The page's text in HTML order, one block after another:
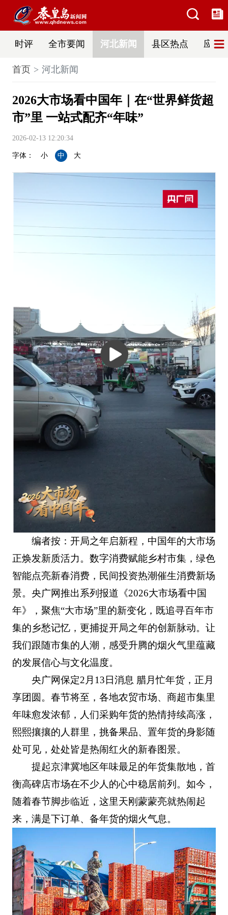
时评 全市要闻 河北新闻 县区热点 应急
首页 河北新闻
2026大市场看中国年｜在“世界鲜货超
市”里 一站式配齐“年味”
2026-02-13 12:20:34
字体： 小 中 大
编者按：开局之年启新程，中国年的大市场
正焕发新质活力。数字消费赋能乡村市集，绿色
智能点亮新春消费，民间投资热潮催生消费新场
景。央广网推出系列报道《2026大市场看中国
年》，聚焦“大市场”里的新变化，既追寻百年市
集的乡愁记忆，更捕捉开局之年的创新脉动。让
我们跟随市集的人潮，感受升腾的烟火气里蕴藏
的发展信心与文化温度。
央广网保定2月13日消息 腊月忙年货，正月
享团圆。春节将至，各地农贸市场、商超市集里
年味愈发浓郁，人们采购年货的热情持续高涨，
熙熙攘攘的人群里，挑备果品、置年货的身影随
处可见，处处皆是热闹红火的新春图景。
提起京津冀地区年味最足的年货集散地，首
衡高碑店市场在不少人的心中稳居前列。如今，
随着春节脚步临近，这里天刚蒙蒙亮就热闹起
来，满是下订单、备年货的烟火气息。